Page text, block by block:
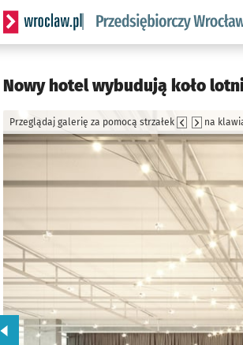
Serwis informacyjny wroclaw.pl
Nowy hotel wybudują koło
Przeglądaj galerię za pomocą strzałek na
Przejdź do poprzedniego zdjęcia.